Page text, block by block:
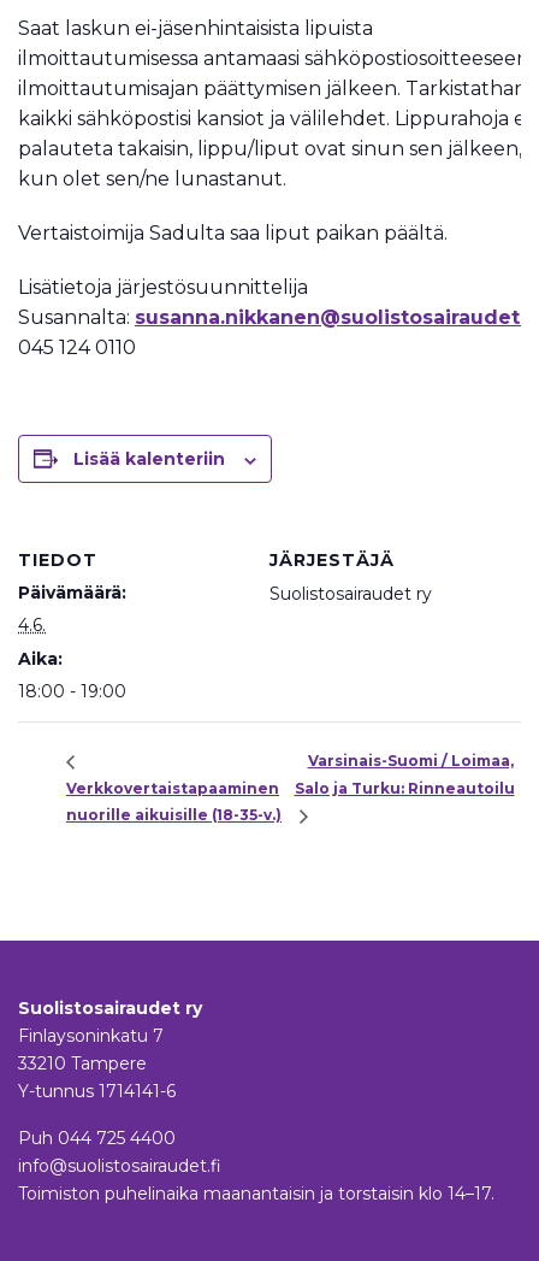
Saat laskun ei-jäsenhintaisista lipuista
ilmoittautumisessa antamaasi sähköpostiosoitteeseen
ilmoittautumisajan päättymisen jälkeen. Tarkistathan
kaikki sähköpostisi kansiot ja välilehdet. Lippurahoja ei
palauteta takaisin, lippu/liput ovat sinun sen jälkeen,
kun olet sen/ne lunastanut.
Vertaistoimija Sadulta saa liput paikan päältä.
Lisätietoja järjestösuunnittelija
Susannalta: susanna.nikkanen@suolistosairaudet.fi
045 124 0110
Lisää kalenteriin
TIEDOT
Päivämäärä:
4.6.
Aika:
18:00 - 19:00
JÄRJESTÄJÄ
Suolistosairaudet ry
Verkkovertaistapaaminen
nuorille aikuisille (18-35-v.)
Varsinais-Suomi / Loimaa,
Salo ja Turku: Rinneautoilu
Suolistosairaudet ry
Finlaysoninkatu 7
33210 Tampere
Y-tunnus 1714141-6
Puh 044 725 4400
info@suolistosairaudet.fi
Toimiston puhelinaika maanantaisin ja torstaisin klo 14–17.